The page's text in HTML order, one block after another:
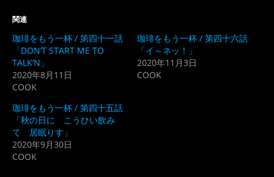
有
(新
し
い
ウ
ィ
ン
ウ
で
開
き
ま
す)
リ
ッ
ク
て
く
い
(新
し
い
ウ
ィ
ン
関連
珈琲をもう一杯 / 第四十一話
「DON’T START ME TO
TALK’N」
2020年8月11日
COOK
珈琲をもう一杯 / 第四十六話
「イ～ネッ！」
2020年11月3日
COOK
珈琲をもう一杯 / 第四十五話
「秋の日に こうひい飲み
て 居眠りす」
2020年9月30日
COOK